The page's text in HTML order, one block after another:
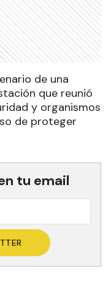
de una
que reunió
y organismos
de proteger
tu email